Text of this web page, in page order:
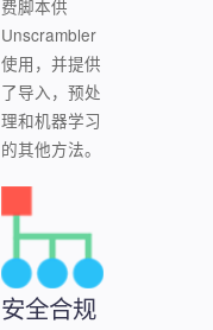
数据
和过
程数
据链
接起
来。
费脚本供
Unscrambler
使用，并提供
了导入，预处
理和机器学习
的其他方法。
安全合规